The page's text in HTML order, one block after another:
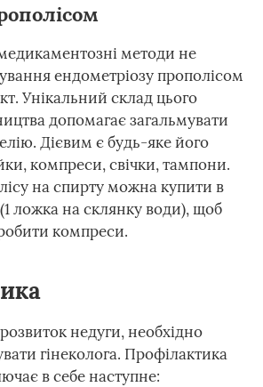
методи не
ендометріозу прополісом
Унікальний склад цього
допомагає загальмувати
Дієвим є будь-яке його
компреси, свічки, тампони.
на спирту можна купити в
(1 ложка на склянку води), щоб
компреси.
недуги, необхідно
гінеколога. Профілактика
в себе наступне: